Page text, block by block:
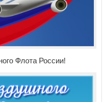
Флота России!